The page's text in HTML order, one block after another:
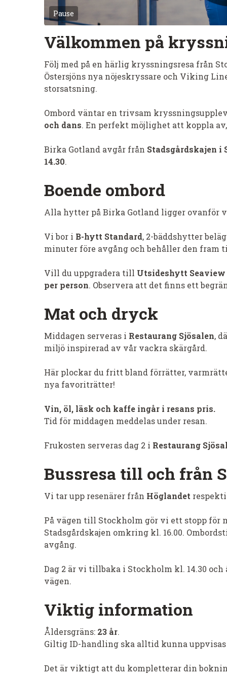
Pause
Välkommen på
Följ med på en härlig kryssningsresa från
Östersjöns nya nöjeskryssare och Viking
storsatsning.
Ombord väntar en trivsam
och dans. En perfekt möjlighet att koppla
Birka Gotland avgår från Stadsgårdskajen i
14.30.
Boende ombord
Alla hytter på Birka Gotland ligger ovanför
Vi bor i B-hytt Standard, 2-bäddshytter
minuter före avgång och behåller den
Vill du uppgradera till Utsideshytt Seaview
per person. Observera att det finns ett
Mat och dryck
Middagen serveras i Restaurang Sjösalen,
miljö inspirerad av vår vackra skärgård.
Här plockar du fritt bland förrätter,
nya favoriträtter!
Vin, öl, läsk och kaffe ingår i resans pris.
Tid för middagen meddelas under resan.
Frukosten serveras dag 2 i Restaurang
Bussresa till och från
Vi tar upp resenärer från Höglandet
På vägen till Stockholm gör vi ett stopp för
Stadsgårdskajen omkring kl. 16.00.
avgång.
Dag 2 är vi tillbaka i Stockholm kl. 14.30
vägen.
Viktig information
Åldersgräns: 23 år.
Giltig ID-handling ska alltid kunna
Det är viktigt att du kompletterar din